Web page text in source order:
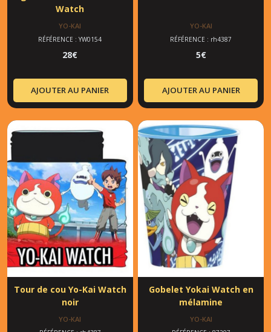
Watch
YO-KAI
RÉFÉRENCE : YW0154
28€
AJOUTER AU PANIER
YO-KAI
RÉFÉRENCE : rh4387
5€
AJOUTER AU PANIER
Tour de cou Yo-Kai Watch
noir
YO-KAI
Gobelet Yokai Watch en
mélamine
YO-KAI